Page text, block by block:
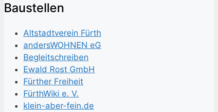
Bau­stel­len
Altstadtverein Fürth
andersWOHNEN eG
Begleitschreiben
Ewald Rost GmbH
Fürther Freiheit
FürthWiki e. V.
klein-aber-fein.de